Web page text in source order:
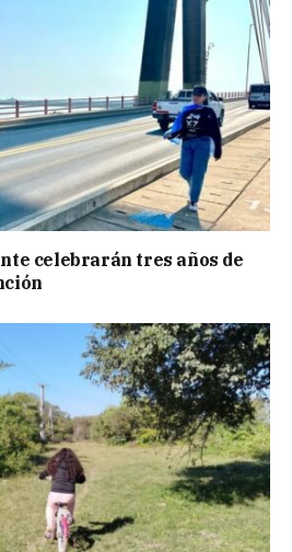
celebrarán tres años de